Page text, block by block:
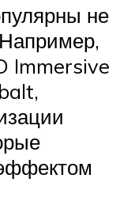
не
Immersive